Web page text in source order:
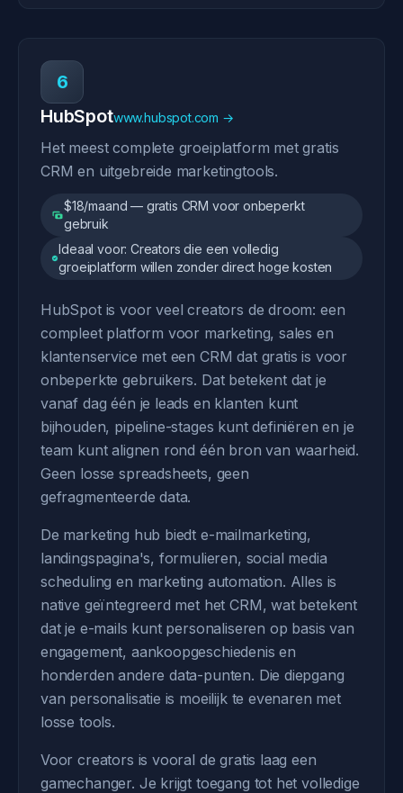
6
HubSpotwww.hubspot.com →
Het meest complete groeiplatform met gratis
CRM en uitgebreide marketingtools.
$18/maand — gratis CRM voor onbeperkt
gebruik
Ideaal voor: Creators die een volledig
groeiplatform willen zonder direct hoge kosten
HubSpot is voor veel creators de droom: een
compleet platform voor marketing, sales en
klantenservice met een CRM dat gratis is voor
onbeperkte gebruikers. Dat betekent dat je
vanaf dag één je leads en klanten kunt
bijhouden, pipeline-stages kunt definiëren en je
team kunt alignen rond één bron van waarheid.
Geen losse spreadsheets, geen
gefragmenteerde data.
De marketing hub biedt e-mailmarketing,
landingspagina's, formulieren, social media
scheduling en marketing automation. Alles is
native geïntegreerd met het CRM, wat betekent
dat je e-mails kunt personaliseren op basis van
engagement, aankoopgeschiedenis en
honderden andere data-punten. Die diepgang
van personalisatie is moeilijk te evenaren met
losse tools.
Voor creators is vooral de gratis laag een
gamechanger. Je krijgt toegang tot het volledige